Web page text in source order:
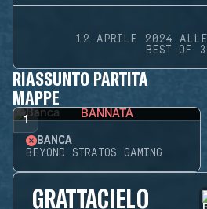
12 APRILE 2024
BEST OF 3
RIASSUNTO PARTITA
MAPPE
1 BANNATA
BANCA
BEYOND STRATOS GAMING
GRATTACIELO